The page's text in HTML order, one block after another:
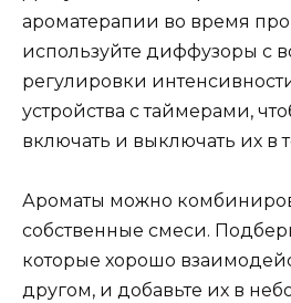
ароматерапии во время
используйте диффузоры с
регулировки
устройства с таймерами,
включать и выключать их в
Ароматы можно
собственные смеси.
которые хорошо
другом, и добавьте их в